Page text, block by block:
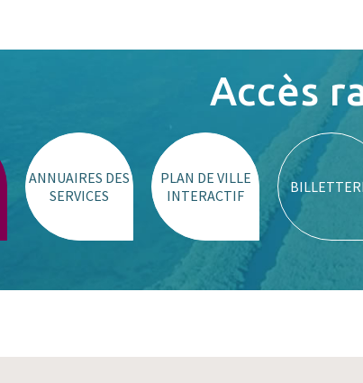
Accès
ANNUAIRES DES
SERVICES
PLAN DE VILLE
INTERACTIF